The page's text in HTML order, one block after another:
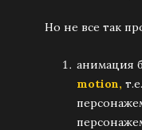
Но не все так
анимация
motion,